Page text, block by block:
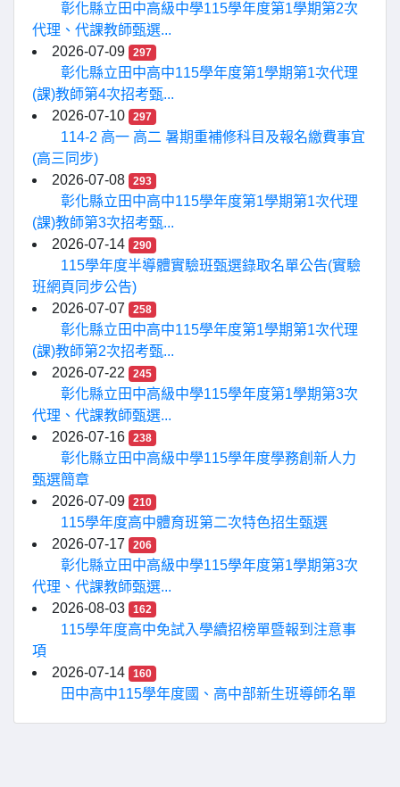
彰化縣立田中高級中學115學年度第1學期第2次
代理、代課教師甄選...
2026-07-09
297
彰化縣立田中高中115學年度第1學期第1次代理
(課)教師第4次招考甄...
2026-07-10
297
114-2 高一 高二 暑期重補修科目及報名繳費事宜
(高三同步)
2026-07-08
293
彰化縣立田中高中115學年度第1學期第1次代理
(課)教師第3次招考甄...
2026-07-14
290
115學年度半導體實驗班甄選錄取名單公告(實驗
班網頁同步公告)
2026-07-07
258
彰化縣立田中高中115學年度第1學期第1次代理
(課)教師第2次招考甄...
2026-07-22
245
彰化縣立田中高級中學115學年度第1學期第3次
代理、代課教師甄選...
2026-07-16
238
彰化縣立田中高級中學115學年度學務創新人力
甄選簡章
2026-07-09
210
115學年度高中體育班第二次特色招生甄選
2026-07-17
206
彰化縣立田中高級中學115學年度第1學期第3次
代理、代課教師甄選...
2026-08-03
162
115學年度高中免試入學續招榜單暨報到注意事
項
2026-07-14
160
田中高中115學年度國、高中部新生班導師名單